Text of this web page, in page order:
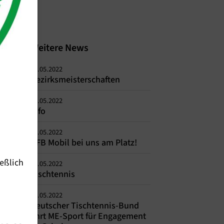
Weitere News
23.05.2022
Bezirksmeisterschaften
19.05.2022
Info
18.05.2022
DFB Mobil bei uns am Platz!
16.05.2022
Tischtennis
16.05.2022
Deutscher Tischtennis-Bund
ehrt ME-Sport für Engagement